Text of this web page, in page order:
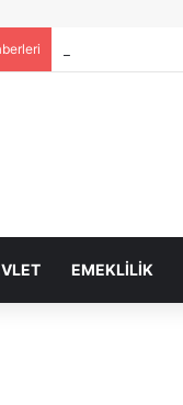
EMEKLILIK